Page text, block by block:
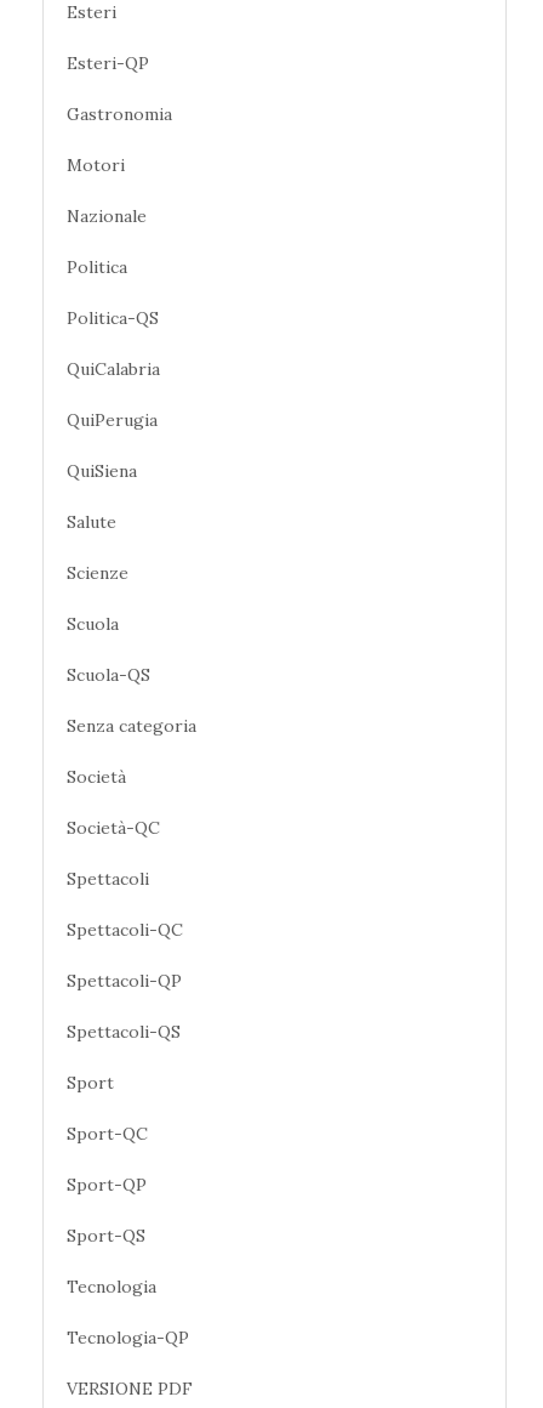
Esteri
Esteri-QP
Gastronomia
Motori
Nazionale
Politica
Politica-QS
QuiCalabria
QuiPerugia
QuiSiena
Salute
Scienze
Scuola
Scuola-QS
Senza categoria
Società
Società-QC
Spettacoli
Spettacoli-QC
Spettacoli-QP
Spettacoli-QS
Sport
Sport-QC
Sport-QP
Sport-QS
Tecnologia
Tecnologia-QP
VERSIONE PDF